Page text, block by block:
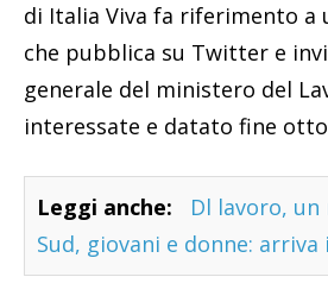
di Italia Viva fa riferimento a
che pubblica su Twitter e
generale del ministero del
interessate e datato fine
Leggi anche:
Dl lavoro,
Sud, giovani e donne: